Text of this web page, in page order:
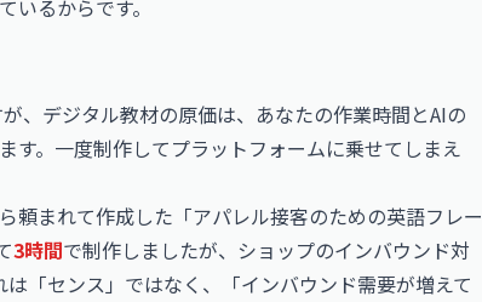
るからです。
、デジタル教材の原価は、あなたの作業時間とAIの
す。一度制作してプラットフォームに乗せてしまえ
頼まれて作成した「アパレル接客のための英語フレー
3時間で制作しましたが、ショップのインバウンド対
「センス」ではなく、「インバウンド需要が増えて